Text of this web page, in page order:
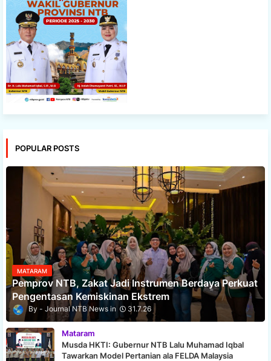
POPULAR POSTS
MATARAM
Pemprov NTB, Zakat Jadi Instrumen Berdaya Perkuat
Pengentasan Kemiskinan Ekstrem
Journal NTB News 31.7.26
Mataram
Musda HKTI: Gubernur NTB Lalu Muhamad Iqbal
Tawarkan Model Pertanian ala FELDA Malaysia